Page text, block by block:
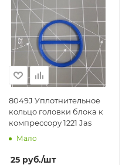
8049J Уплотнительное
кольцо головки блока к
компрессору 1221 Jas
Мало
25 руб./шт